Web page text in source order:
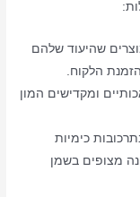
שהיעוד שלהם
ומקדישים המון
כימיות
מצופים בשמן